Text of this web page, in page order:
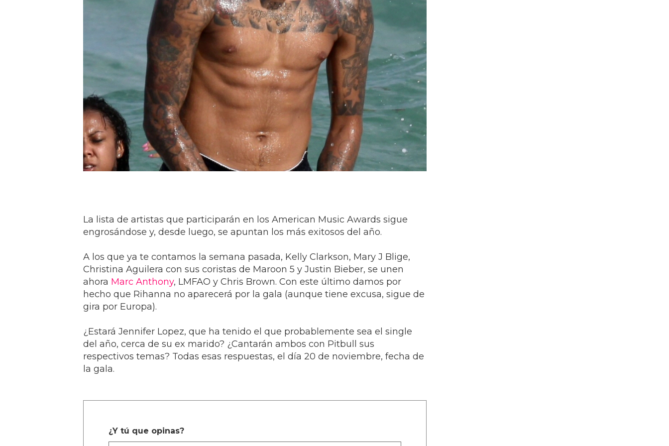
La lista de artistas que participarán en los American Music Awards sigue
engrosándose y, desde luego, se apuntan los más exitosos del año.
A los que ya te contamos la semana pasada, Kelly Clarkson, Mary J Blige,
Christina Aguilera con sus coristas de Maroon 5 y Justin Bieber, se unen
ahora Marc Anthony, LMFAO y Chris Brown. Con este último damos por
hecho que Rihanna no aparecerá por la gala (aunque tiene excusa, sigue de
gira por Europa).
¿Estará Jennifer Lopez, que ha tenido el que probablemente sea el single
del año, cerca de su ex marido? ¿Cantarán ambos con Pitbull sus
respectivos temas? Todas esas respuestas, el día 20 de noviembre, fecha de
la gala.
¿Y tú que opinas?